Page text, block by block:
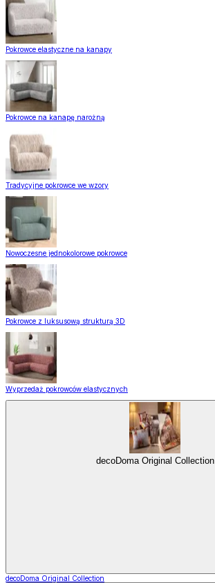
Pokrowce elastyczne na kanapy
Pokrowce na kanapę narożną
Tradycyjne pokrowce we wzory
Nowoczesne jednokolorowe pokrowce
Pokrowce z luksusową strukturą 3D
Wyprzedaż pokrowców elastycznych
decoDoma Original Collection
decoDoma Original Collection